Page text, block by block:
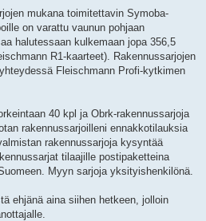
mukana toimitettavin Symoba-
on varattu vaunun pohjaan
halutessaan kulkemaan jopa 356,5
R1-kaarteet). Rakennussarjojen
Fleischmann Profi-kytkimen
40 kpl ja Obrk-rakennussarjoja
rakennussarjoilleni ennakkotilauksia
rakennussarjoja kysyntää
tilaajille postipaketteina
Myyn sarjoja yksityishenkilönä.
ehjänä aina siihen hetkeen, jolloin